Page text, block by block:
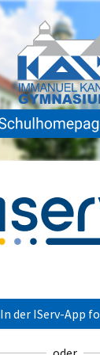
In der IServ-App